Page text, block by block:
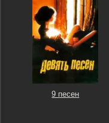
9 песен